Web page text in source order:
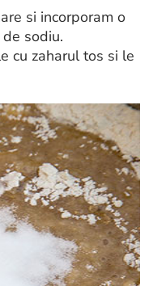
si incorporam o
sodiu.
cu zaharul tos si le